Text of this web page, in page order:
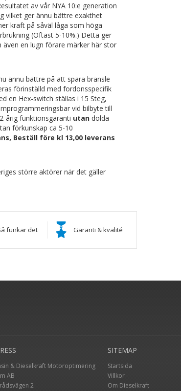
av vår NYA 10:e generation
vilket ger ännu bättre exakthet
kraft på såväl låga som höga
(Oftast 5-10%.) Detta ger
en lugn förare märker här stor
ännu bättre på att spara bränsle
förinställd med fordonsspecifik
en Hex-switch ställas i 15 Steg,
vid bilbyte till
årig funktionsgaranti utan dolda
förkunskap ca 5-10
Beställ före kl 13,00 leverans
större aktörer när det gäller
funkar det Garanti & kvalité
& Dieselkraft Motoroptimering
AB
2
SITEMAP
Startsida
Villkor
Om Dieselkraft